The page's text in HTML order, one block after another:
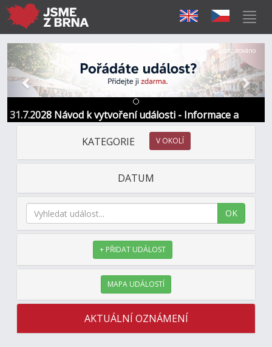
31.7.2028 Návod k vytvoření události - Informace a
kontakt
Předchozí Další
Sponzorováno
KATEGORIE V OKOLÍ
DATUM
OK
+ PŘIDAT UDÁLOST
MAPA UDÁLOSTÍ
AKTUÁLNÍ OZNÁMENÍ